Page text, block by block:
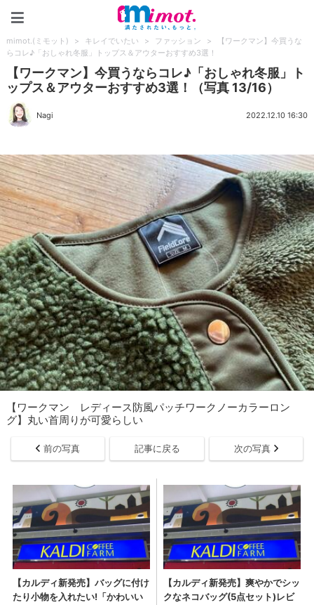
mimot.(ミモット) > キレイでいたい > ファッション >
【ワークマン】今買うな
らコレ♪「おしゃれ冬服」トップス＆アウターおすすめ3選！
【ワークマン】今買うならコレ♪「おしゃれ冬服」ト
ップス＆アウターおすすめ3選！（写真 13/16）
Nagi 2022.12.10 16:30
【ワークマン レディース防風パッチワークノーカラーロン
グ】丸い首周りが可愛らしい
前の写真 記事に戻る 次の写真